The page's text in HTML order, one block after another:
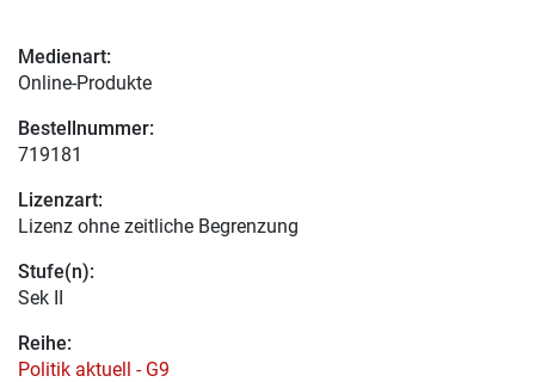
Medienart:
Online-Produkte
Bestellnummer:
719181
Lizenzart:
Lizenz ohne zeitliche Begrenzung
Stufe(n):
Sek II
Reihe:
Politik aktuell - G9